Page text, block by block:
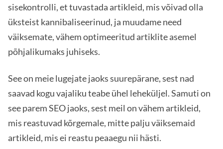
sisekontrolli, et tuvastada artikleid, mis võivad olla
üksteist kannibaliseerinud, ja muudame need
väiksemate, vähem optimeeritud artiklite asemel
põhjalikumaks juhiseks.
See on meie lugejate jaoks suurepärane, sest nad
saavad kogu vajaliku teabe ühel leheküljel. Samuti on
see parem SEO jaoks, sest meil on vähem artikleid,
mis reastuvad kõrgemale, mitte palju väiksemaid
artikleid, mis ei reastu peaaegu nii hästi.